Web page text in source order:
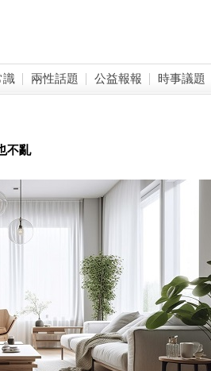
識 兩性話題 公益報報 時事議題
不亂